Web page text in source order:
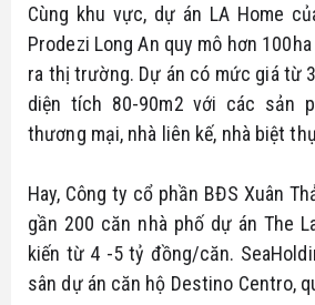
Cùng khu vực, dự án LA Home
Prodezi Long An quy mô hơn
ra thị trường. Dự án có mức giá từ
diện tích 80-90m2 với các sản
thương mại, nhà liên kế, nhà biệt
Hay, Công ty cổ phần BĐS Xuân
gần 200 căn nhà phố dự án The
kiến từ 4 -5 tỷ đồng/căn.
sân dự án căn hộ Destino Centro,